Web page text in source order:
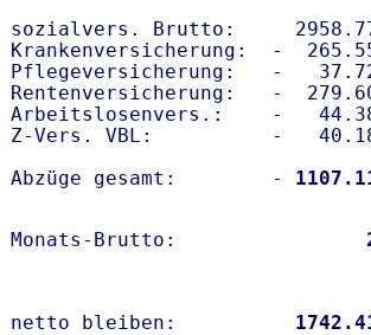
sozialvers. Brutto:
Krankenversicherung:  -
Pflegeversicherung:   -
Rentenversicherung:   -
Arbeitslosenvers.:    -
Z-Vers. VBL:          -
Abzüge gesamt:        -
Monats-Brutto:
netto bleiben: